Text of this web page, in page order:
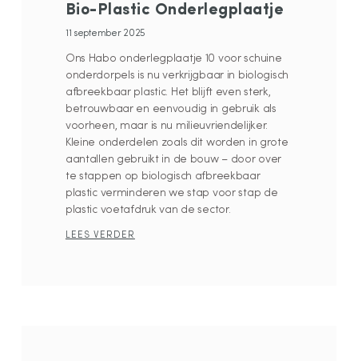
Bio-Plastic Onderlegplaatje
11 september 2025
Ons Habo onderlegplaatje 10 voor schuine
onderdorpels is nu verkrijgbaar in biologisch
afbreekbaar plastic. Het blijft even sterk,
betrouwbaar en eenvoudig in gebruik als
voorheen, maar is nu milieuvriendelijker.
Kleine onderdelen zoals dit worden in grote
aantallen gebruikt in de bouw – door over
te stappen op biologisch afbreekbaar
plastic verminderen we stap voor stap de
plastic voetafdruk van de sector.
LEES VERDER